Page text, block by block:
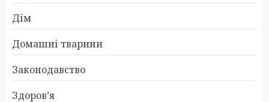
Дім
Домашні тварини
Законодавство
Здоров’я